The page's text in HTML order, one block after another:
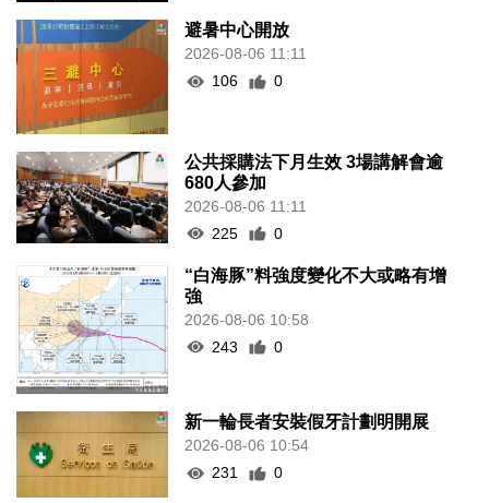
避暑中心開放
2026-08-06 11:11
106
0
公共採購法下月生效 3場講解會逾
680人參加
2026-08-06 11:11
225
0
“白海豚”料強度變化不大或略有增
強
2026-08-06 10:58
243
0
新一輪長者安裝假牙計劃明開展
2026-08-06 10:54
231
0